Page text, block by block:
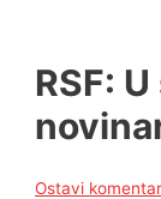
RSF:
Ostavi komentar